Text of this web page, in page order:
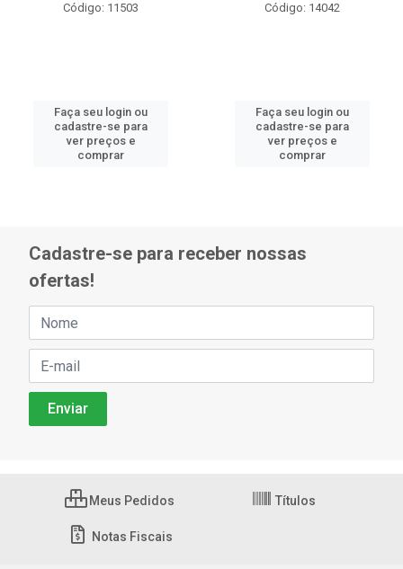
Código: 11503
Faça seu login ou
cadastre-se para
ver preços e
comprar
Código: 14042
Faça seu login ou
cadastre-se para
ver preços e
comprar
Cadastre-se para receber nossas
ofertas!
Meus Pedidos Títulos
Notas Fiscais